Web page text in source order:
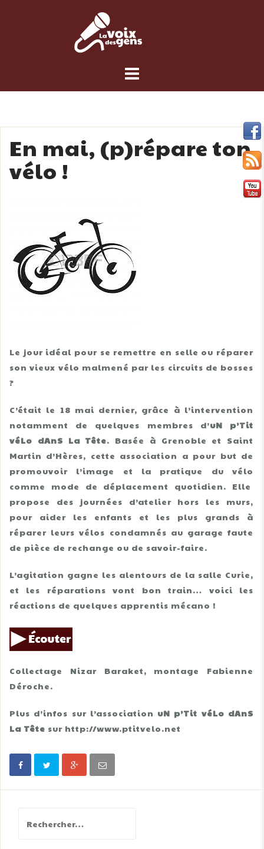
En mai, (p)répare ton
vélo !
Le jour idéal pour se remettre en selle ou réparer
son vieux vélo malmené par les circuits de bosses
?
C’était le 18 mai dernier, grâce à l’intervention
notamment de quelques membres d’uN p’Tit
véLo dAnS La Tête. Basée à Grenoble et Saint
Martin d’Hères, cette association a pour but de
promouvoir l’image et la pratique du vélo
comme mode de déplacement quotidien. Elle
propose des journées d’atelier hors les murs,
pour aider les enfants et les plus grands à
réparer leurs vélos condamnés au garage faute
de pièce de rechange ou de savoir-faire.
L’agitation gagne les alentours de la salle Curie,
et les réparations vont bon train… voici les
réactions de quelques apprentis mécano !
Collectage Nizar Baraket, montage Fabienne
Déroche.
Plus d’infos sur l’association uN p’Tit véLo dAnS
La Tête sur http://www.ptitvelo.net